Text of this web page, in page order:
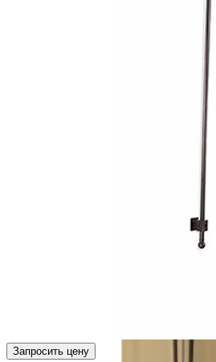
Запросить цену